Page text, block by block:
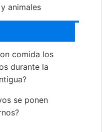
animales
comida los
durante la
se ponen